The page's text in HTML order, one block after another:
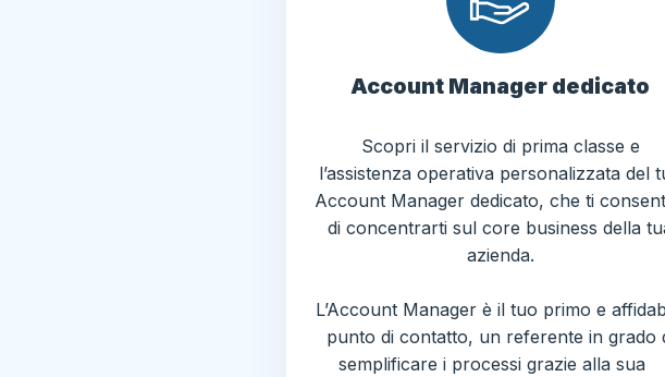
Account Manager dedicato
Scopri il servizio di prima classe e
l’assistenza operativa personalizzata del
Account Manager dedicato, che ti
di concentrarti sul core business della
azienda.
L’Account Manager è il tuo primo e
punto di contatto, un referente in grado
semplificare i processi grazie alla sua